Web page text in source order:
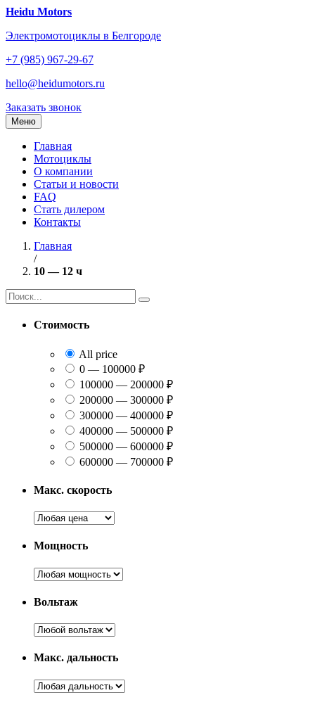
Перейти
содержанию
Heidu Motors
Электромотоциклы в Белгороде
+7 (985) 967-29-67
hello@heidumotors.ru
Заказать звонок
Меню
Главная
Мотоциклы
О компании
Статьи и новости
FAQ
Стать дилером
Контакты
Главная
/
10 — 12 ч
Найти:
Стоимость
All price
0 — 100000 ₽
100000 — 200000 ₽
200000 — 300000 ₽
300000 — 400000 ₽
400000 — 500000 ₽
500000 — 600000 ₽
600000 — 700000 ₽
Макс. скорость
Мощность
Вольтаж
Макс. дальность